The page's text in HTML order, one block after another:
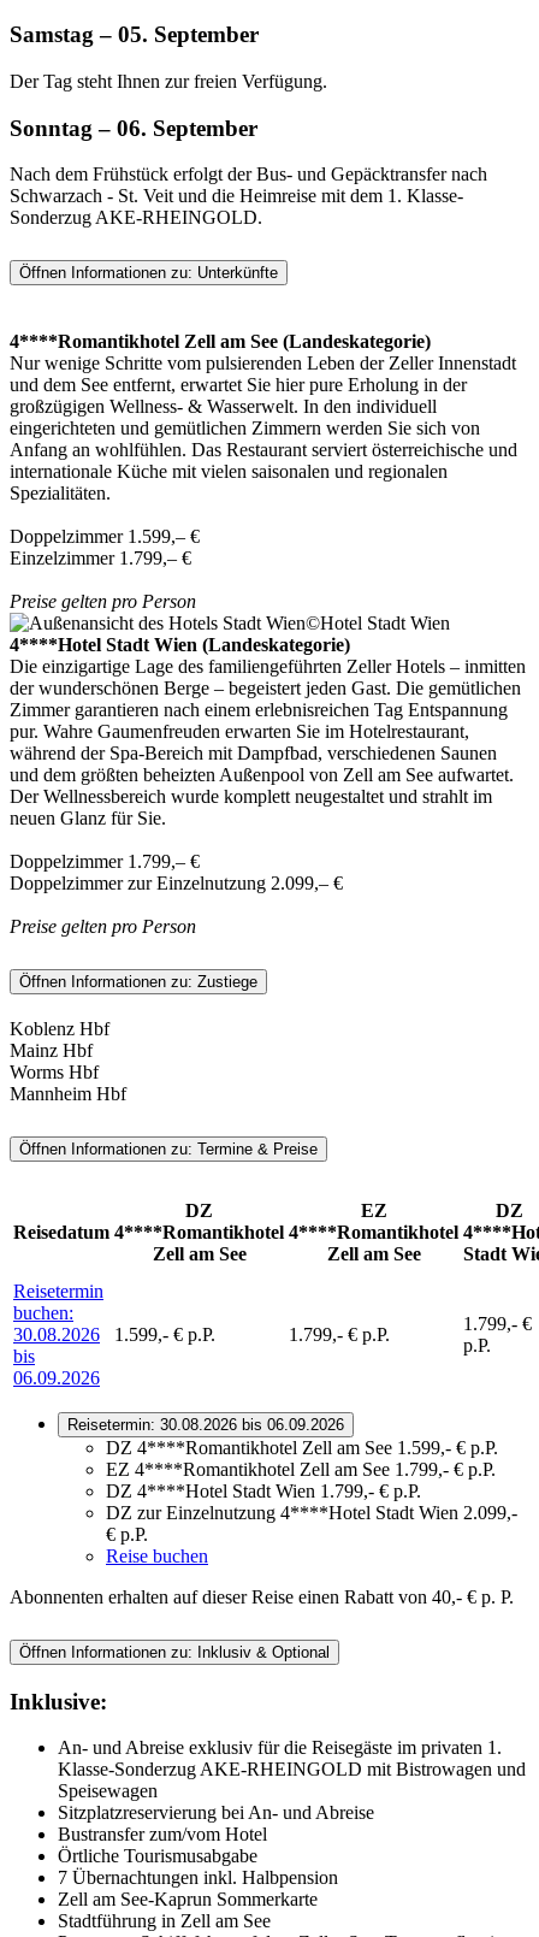
Samstag – 05. September
Der Tag steht Ihnen zur freien Verfügung.
Sonntag – 06. September
Nach dem Frühstück erfolgt der Bus- und Gepäcktransfer nach
Schwarzach - St. Veit und die Heimreise mit dem 1. Klasse-
Sonderzug AKE-RHEINGOLD.
Öffnen Informationen zu: Unterkünfte
4****Romantikhotel Zell am See (Landeskategorie)
Nur wenige Schritte vom pulsierenden Leben der Zeller Innenstadt
und dem See entfernt, erwartet Sie hier pure Erholung in der
großzügigen Wellness- & Wasserwelt. In den individuell
eingerichteten und gemütlichen Zimmern werden Sie sich von
Anfang an wohlfühlen. Das Restaurant serviert österreichische und
internationale Küche mit vielen saisonalen und regionalen
Spezialitäten.
Doppelzimmer 1.599,– €
Einzelzimmer 1.799,– €
Preise gelten pro Person
4****Hotel Stadt Wien (Landeskategorie)
Die einzigartige Lage des familiengeführten Zeller Hotels – inmitten
der wunderschönen Berge – begeistert jeden Gast. Die gemütlichen
Zimmer garantieren nach einem erlebnisreichen Tag Entspannung
pur. Wahre Gaumenfreuden erwarten Sie im Hotelrestaurant,
während der Spa-Bereich mit Dampfbad, verschiedenen Saunen
und dem größten beheizten Außenpool von Zell am See aufwartet.
Der Wellnessbereich wurde komplett neugestaltet und strahlt im
neuen Glanz für Sie.
Doppelzimmer 1.799,– €
Doppelzimmer zur Einzelnutzung 2.099,– €
Preise gelten pro Person
Öffnen Informationen zu: Zustiege
Koblenz Hbf
Mainz Hbf
Worms Hbf
Mannheim Hbf
Öffnen Informationen zu: Termine & Preise
Reisedatum
DZ
4****Romantikhotel
Zell am See
EZ
4****Romantikhotel
Zell am See
DZ
Stadt
Reisetermin
buchen:
30.08.2026
bis
06.09.2026
1.599,- € p.P. 1.799,- € p.P.
1.799,- €
p.P.
Reisetermin: 30.08.2026 bis 06.09.2026
DZ 4****Romantikhotel Zell am See 1.599,- € p.P.
EZ 4****Romantikhotel Zell am See 1.799,- € p.P.
DZ 4****Hotel Stadt Wien 1.799,- € p.P.
DZ zur Einzelnutzung 4****Hotel Stadt Wien 2.099,-
€ p.P.
Reise buchen
Abonnenten erhalten auf dieser Reise einen Rabatt von 40,- € p. P.
Öffnen Informationen zu: Inklusiv & Optional
Inklusive:
An- und Abreise exklusiv für die Reisegäste im privaten 1.
Klasse-Sonderzug AKE-RHEINGOLD mit Bistrowagen und
Speisewagen
Sitzplatzreservierung bei An- und Abreise
Bustransfer zum/vom Hotel
Örtliche Tourismusabgabe
7 Übernachtungen inkl. Halbpension
Zell am See-Kaprun Sommerkarte
Stadtführung in Zell am See